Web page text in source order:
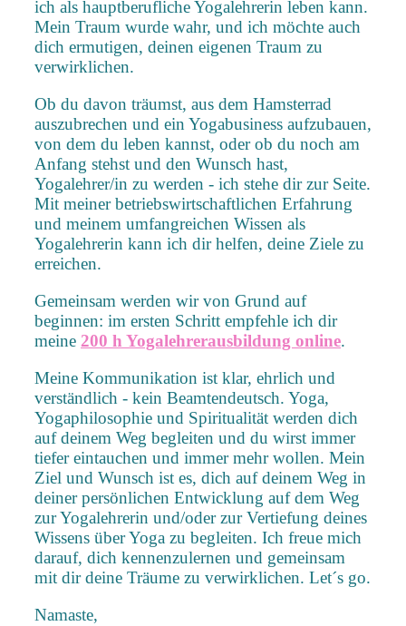
ich als hauptberufliche Yogalehrerin leben kann.
Mein Traum wurde wahr, und ich möchte auch
dich ermutigen, deinen eigenen Traum zu
verwirklichen.
Ob du davon träumst, aus dem Hamsterrad
auszubrechen und ein Yogabusiness aufzubauen,
von dem du leben kannst, oder ob du noch am
Anfang stehst und den Wunsch hast,
Yogalehrer/in zu werden - ich stehe dir zur Seite.
Mit meiner betriebswirtschaftlichen Erfahrung
und meinem umfangreichen Wissen als
Yogalehrerin kann ich dir helfen, deine Ziele zu
erreichen.
Gemeinsam werden wir von Grund auf
beginnen: im ersten Schritt empfehle ich dir
meine 200 h Yogalehrerausbildung online.
Meine Kommunikation ist klar, ehrlich und
verständlich - kein Beamtendeutsch. Yoga,
Yogaphilosophie und Spiritualität werden dich
auf deinem Weg begleiten und du wirst immer
tiefer eintauchen und immer mehr wollen. Mein
Ziel und Wunsch ist es, dich auf deinem Weg in
deiner persönlichen Entwicklung auf dem Weg
zur Yogalehrerin und/oder zur Vertiefung deines
Wissens über Yoga zu begleiten. Ich freue mich
darauf, dich kennenzulernen und gemeinsam
mit dir deine Träume zu verwirklichen. Let´s go.
Namaste,